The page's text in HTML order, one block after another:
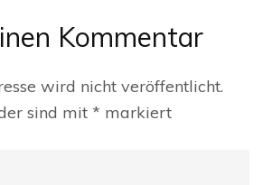
Kommentar
wird nicht veröffentlicht.
sind mit * markiert